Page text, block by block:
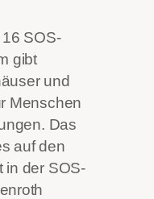
SOS-
gibt
und
Menschen
Das
auf den
in der SOS-